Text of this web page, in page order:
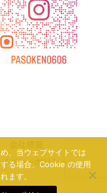
バシーポリシー
、当ウェブサイトでは
る場合、Cookie の使用
ます。